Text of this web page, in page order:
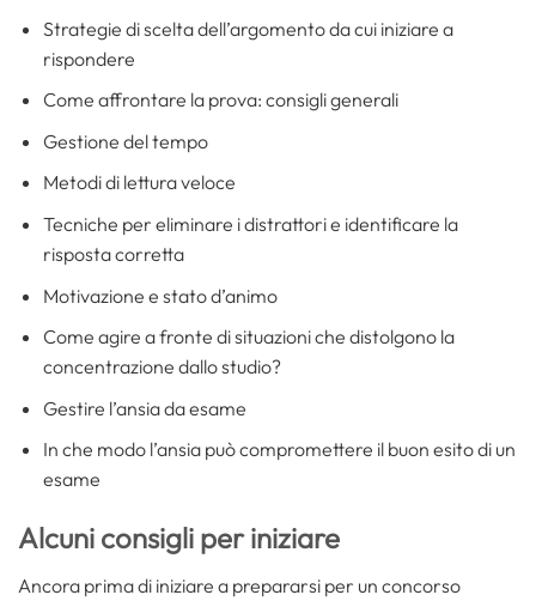
Strategie di scelta dell’argomento da cui iniziare a
rispondere
Come affrontare la prova: consigli generali
Gestione del tempo
Metodi di lettura veloce
Tecniche per eliminare i distrattori e identificare la
risposta corretta
Motivazione e stato d’animo
Come agire a fronte di situazioni che distolgono la
concentrazione dallo studio?
Gestire l’ansia da esame
In che modo l’ansia può compromettere il buon esito di un
esame
Alcuni consigli per iniziare
Ancora prima di iniziare a prepararsi per un concorso